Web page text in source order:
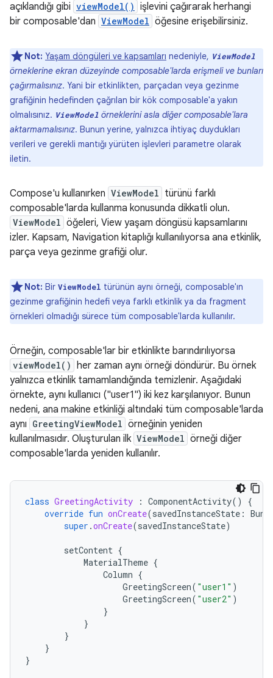
açıklandığı gibi viewModel() işlevini çağırarak herhangi
bir composable'dan ViewModel öğesine erişebilirsiniz.
Not: Yaşam döngüleri ve kapsamları nedeniyle, ViewModel
örneklerine ekran düzeyinde composable'larda erişmeli ve bunları
çağırmalısınız. Yani bir etkinlikten, parçadan veya gezinme
grafiğinin hedefinden çağrılan bir kök composable'a yakın
olmalısınız. ViewModel örneklerini asla diğer composable'lara
aktarmamalısınız. Bunun yerine, yalnızca ihtiyaç duydukları
verileri ve gerekli mantığı yürüten işlevleri parametre olarak
iletin.
Compose'u kullanırken ViewModel türünü farklı
composable'larda kullanma konusunda dikkatli olun.
ViewModel öğeleri, View yaşam döngüsü kapsamlarını
izler. Kapsam, Navigation kitaplığı kullanılıyorsa ana etkinlik,
parça veya gezinme grafiği olur.
Not: Bir ViewModel türünün aynı örneği, composable'ın
gezinme grafiğinin hedefi veya farklı etkinlik ya da fragment
örnekleri olmadığı sürece tüm composable'larda kullanılır.
Örneğin, composable'lar bir etkinlikte barındırılıyorsa
viewModel() her zaman aynı örneği döndürür. Bu örnek
yalnızca etkinlik tamamlandığında temizlenir. Aşağıdaki
örnekte, aynı kullanıcı ("user1") iki kez karşılanıyor. Bunun
nedeni, ana makine etkinliği altındaki tüm composable'larda
aynı GreetingViewModel örneğinin yeniden
kullanılmasıdır. Oluşturulan ilk ViewModel örneği diğer
composable'larda yeniden kullanılır.
class GreetingActivity : ComponentActivity()
{
override fun onCreate(savedInstanceState :
super .onCreate(savedInstanceState)
setContent {
MaterialTheme {
Column {
GreetingScreen( "user1" )
GreetingScreen( "user2" )
}
}
}
}
}